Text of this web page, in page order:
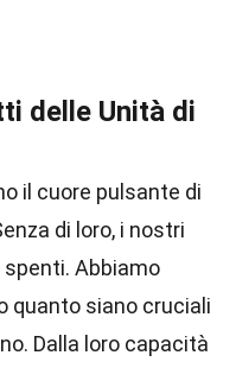
delle Unità di
il cuore pulsante di
di loro, i nostri
Abbiamo
quanto siano cruciali
Dalla loro capacità